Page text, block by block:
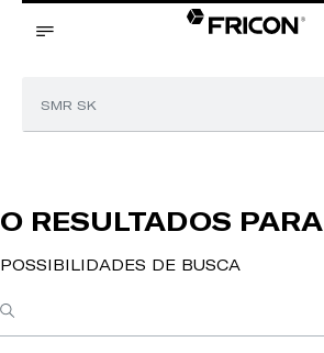
O RESULTADOS PARA
POSSIBILIDADES DE BUSCA